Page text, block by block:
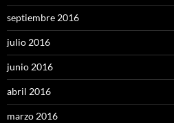
septiembre 2016
julio 2016
junio 2016
abril 2016
marzo 2016